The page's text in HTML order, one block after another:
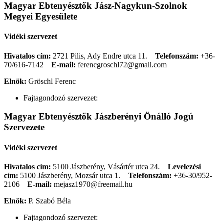
Magyar Ebtenyésztők Jász-Nagykun-Szolnok
Megyei Egyesülete
Vidéki szervezet
Hivatalos cím: 2721 Pilis, Ady Endre utca 11. Telefonszám: +36-
70/616-7142
E-mail: ferencgroschl72@gmail.com
Elnök: Gröschl Ferenc
Fajtagondozó szervezet:
Magyar Ebtenyésztők Jászberényi Önálló Jogú
Szervezete
Vidéki szervezet
Hivatalos cím: 5100 Jászberény, Vásártér utca 24. Levelezési
cím: 5100 Jászberény, Mozsár utca 1. Telefonszám: +36-30/952-
2106
E-mail: mejasz1970@freemail.hu
Elnök: P. Szabó Béla
Fajtagondozó szervezet: